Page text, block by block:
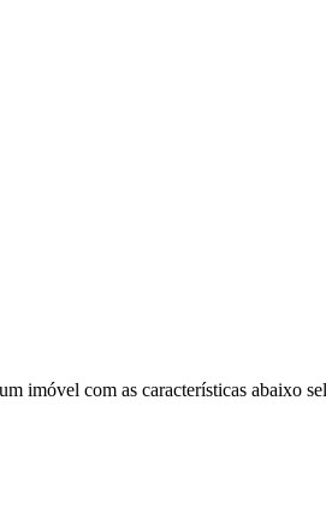
imóvel com as características abaixo